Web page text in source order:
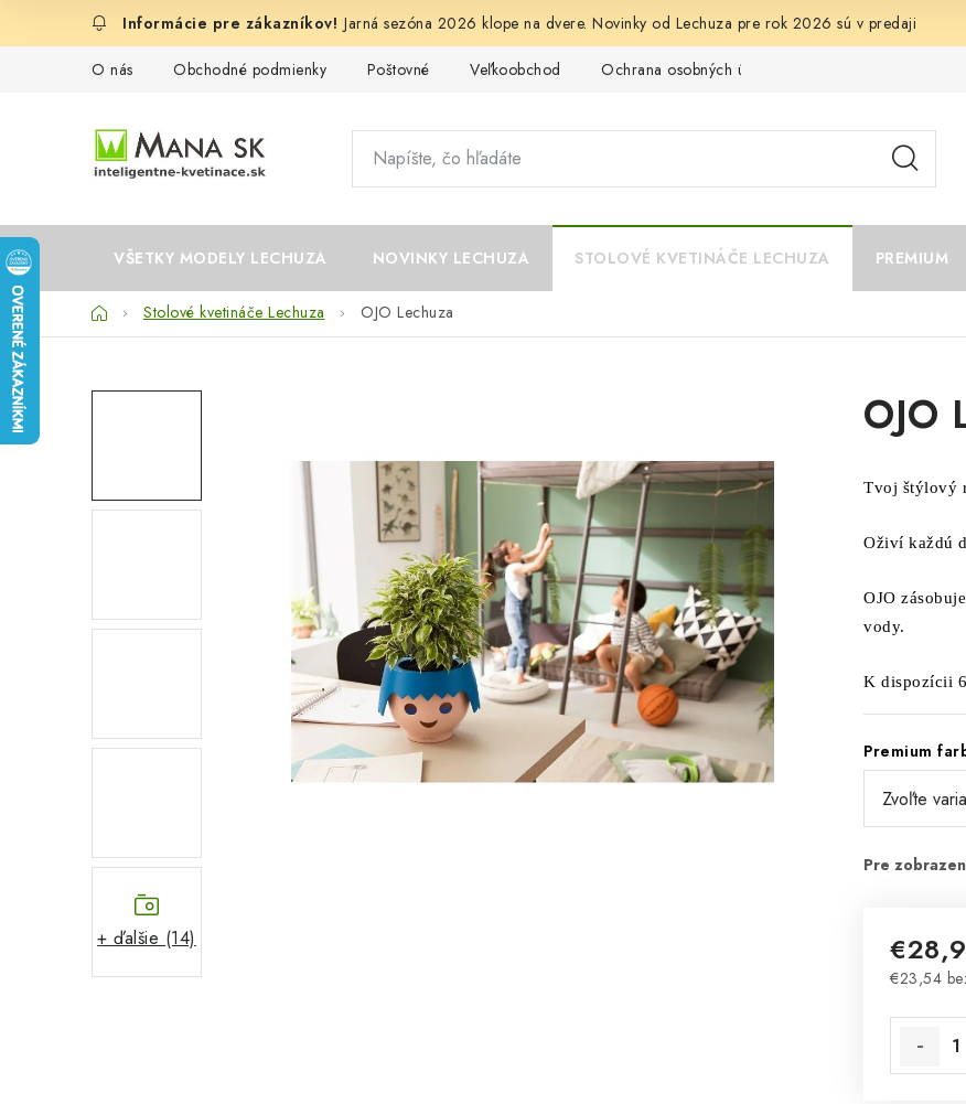
Jarná sezóna 2026 klope na dvere. Novinky od Lechuza pre rok 2026 sú v predaji
O nás Obchodné podmienky Poštovné Veľkoobchod Ochrana osobných údajov
VŠETKY MODELY LECHUZA NOVINKY LECHUZA STOLOVÉ KVETINÁČE LECHUZA PREMIUM
DomovStolové kvetináče Lechuza OJO Lechuza
+ ďalšie (14)
OJO
Tvoj štýlový
Oživí každú
OJO
vody.
K dispozícii
Premium
€23,54